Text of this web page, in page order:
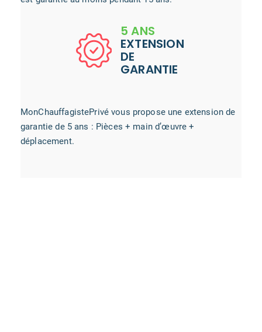
5 ANS
EXTENSION
DE
GARANTIE
MonChauffagistePrivé vous propose une extension de
garantie de 5 ans : Pièces + main d’œuvre +
déplacement.